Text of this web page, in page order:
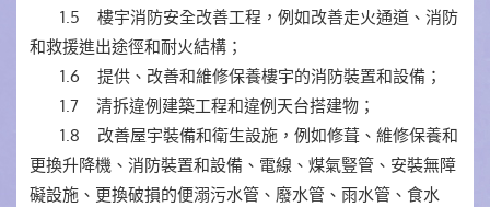
1.5 樓宇消防安全改善工程，例如改善走火通道、消防
和救援進出途徑和耐火結構；
1.6 提供、改善和維修保養樓宇的消防裝置和設備；
1.7 清拆違例建築工程和違例天台搭建物；
1.8 改善屋宇裝備和衛生設施，例如修葺、維修保養和
更換升降機、消防裝置和設備、電線、煤氣豎管、安裝無障
礙設施、更換破損的便溺污水管、廢水管、雨水管、食水